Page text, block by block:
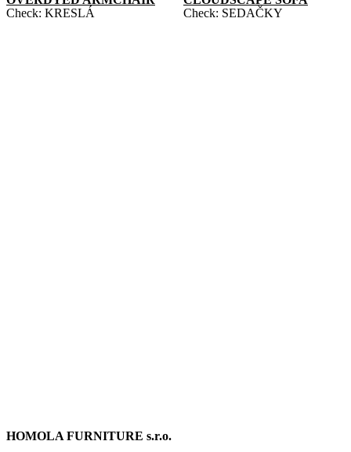
Check: KRESLÁ
Check: SEDAČKY
HOMOLA FURNITURE s.r.o.